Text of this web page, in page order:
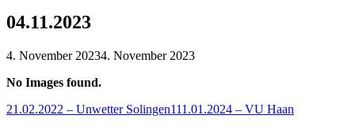
04.11.2023
4. November 20234. November 2023
No Images found.
21.02.2022 – Unwetter Solingen111.01.2024 – VU Haan